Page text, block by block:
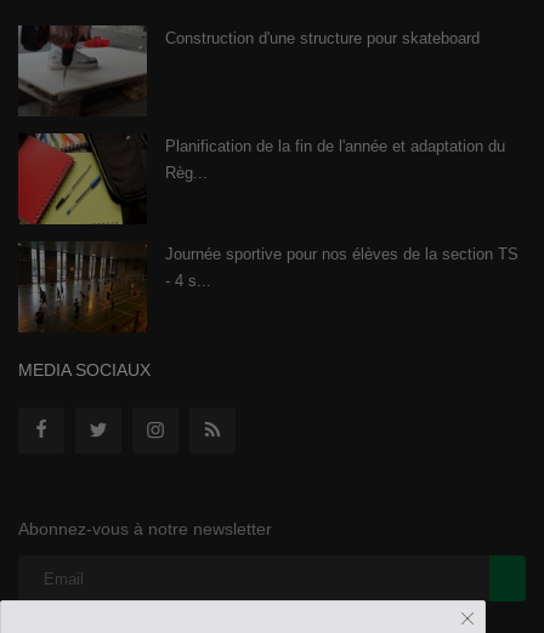
Construction d'une structure pour skateboard
Planification de la fin de l'année et adaptation du
Règ...
Journée sportive pour nos élèves de la section TS
- 4 s...
MEDIA SOCIAUX
Abonnez-vous à notre newsletter